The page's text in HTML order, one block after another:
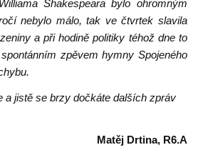
Shakespeara bylo ohromným
nebylo málo, tak ve čtvrtek slavila
a při hodině politiky téhož dne to
zpěvem hymny Spojeného
a jistě se brzy dočkáte dalších zpráv
Matěj Drtina, R6.A